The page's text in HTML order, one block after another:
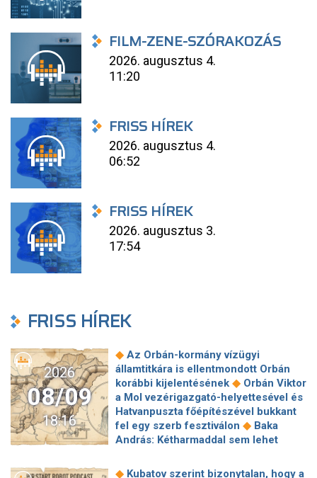
FILM-ZENE-SZÓRAKOZÁS
2026. augusztus 4.
11:20
FRISS HÍREK
2026. augusztus 4.
06:52
FRISS HÍREK
2026. augusztus 3.
17:54
FRISS HÍREK
2026
08/09
18:16
◆ Az Orbán-kormány vízügyi
államtitkára is ellentmondott Orbán
korábbi kijelentésének ◆ Orbán Viktor
a Mol vezérigazgató-helyettesével és
Hatvanpuszta főépítészével bukkant
fel egy szerb fesztiválon ◆ Baka
András: Kétharmaddal sem lehet
elutasítja Trump 15 pontos gázai
◆ Kubatov szerint bizonytalan, hogy a